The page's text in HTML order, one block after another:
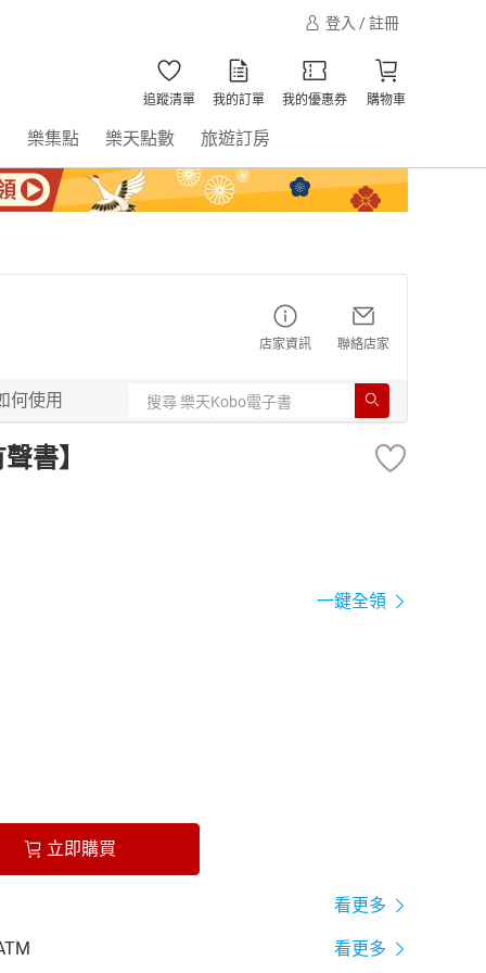
登入 / 註冊
追蹤清單 我的訂單 我的優惠券 購物車
樂集點 樂天點數 旅遊訂房
店家資訊 聯絡店家
何使用
書】
一鍵全領
立即購買
看更多
看更多